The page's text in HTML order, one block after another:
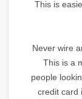
This is
Never wire
This is a
people
credit card